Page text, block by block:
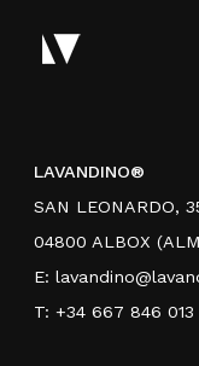
LAVANDINO®
SAN LEONARDO,
04800 ALBOX
E:
T: +34 667 846 013